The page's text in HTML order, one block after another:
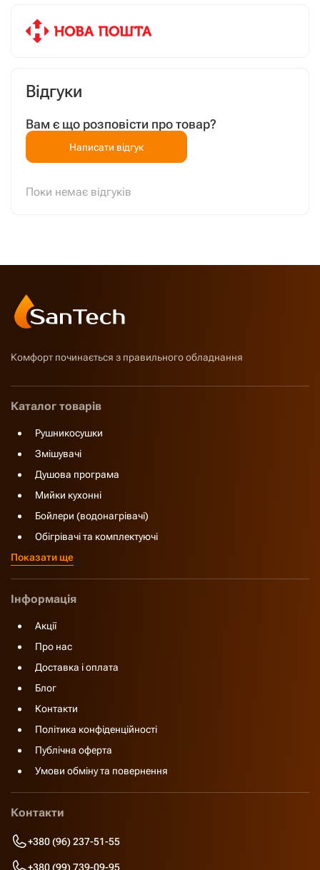
Відгуки
Вам є що розповісти про товар?
Написати відгук
Поки немає відгуків
Комфорт починається з правильного обладнання
Каталог товарів
Рушникосушки
Змішувачі
Душова програма
Мийки кухонні
Бойлери (водонагрівачі)
Обігрівачі та комплектуючі
Показати ще
Інформація
Акції
Про нас
Доставка і оплата
Блог
Контакти
Політика конфіденційності
Публічна оферта
Умови обміну та повернення
Контакти
+380 (96) 237-51-55
+380 (99) 739-09-95